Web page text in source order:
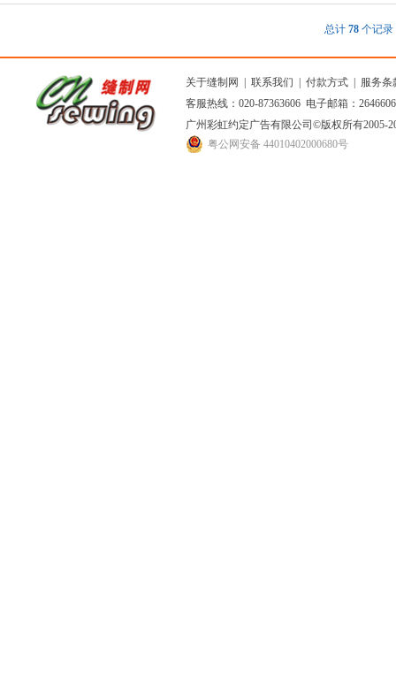
总计 78 个记
关于缝制网 联系我们 付款方式
服务条
客服热线：020-87363606 电子邮箱：
广州彩虹约定广告有限公司 ©版权所有2005-
粤公网安备 44010402000680号